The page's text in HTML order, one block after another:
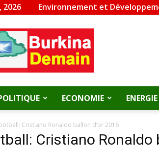
2026 Environnement et
Burkina
Demain
ECONOMIE ENERGIE
Cristiano Ronaldo ballon d’or 2016
Cristiano Ronaldo